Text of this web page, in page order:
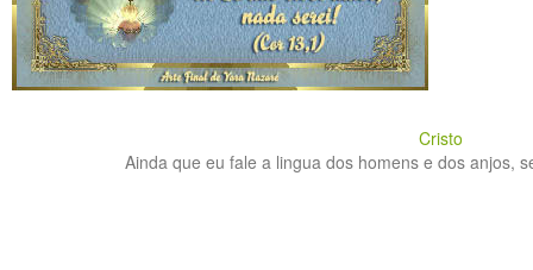
Cristo
Ainda que eu fale a lingua dos homens e dos anjos,